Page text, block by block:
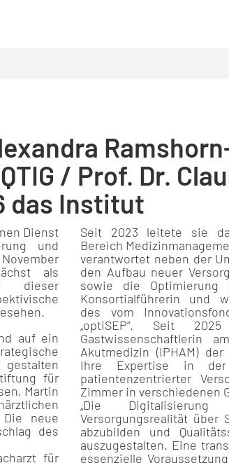
/ Prof. Dr.
das Institut
Dienst
und
als
dieser
auf ein
für
Martin
neue
des
für
Seit 2023 leitete sie
Bereich
verantwortet neben der
den Aufbau neuer
sowie die Optimierung
Konsortialführerin und
des vom
„optiSEP“. Seit
Gastwissenschaftlerin
Akutmedizin (IPHAM)
Ihre Expertise in der
patientenzentrierter
Zimmer in verschiedenen
„Die
Versorgungsrealität über
abzubilden und
auszugestalten. Eine
essenzielle